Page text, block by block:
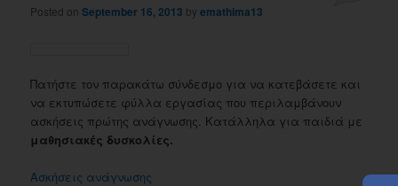
Posted onSeptember 16, 2013 byemathima13
Πατήστε τον παρακάτω σύνδεσμο για να κατεβάσετε και
να εκτυπώσετε φύλλα εργασίας που περιλαμβάνουν
ασκήσεις πρώτης ανάγνωσης. Κατάλληλα για παιδιά με
μαθησιακές δυσκολίες.
Ασκήσεις ανάγνωσης